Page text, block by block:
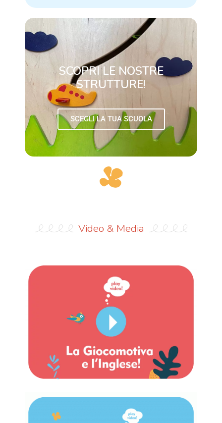
SCOPRI LE NOSTRE
STRUTTURE!
SCEGLI LA TUA SCUOLA
Video & Media